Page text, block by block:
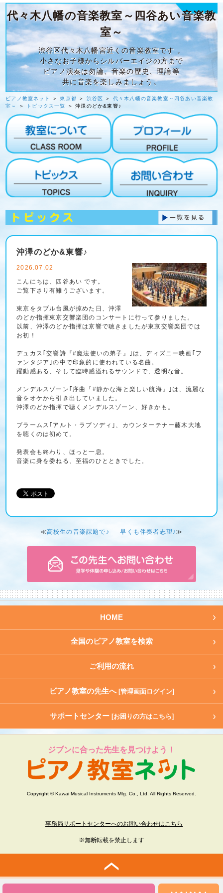
代々木八幡の音楽教室～四谷あい音楽教
室～
渋谷区代々木八幡宮近くの音楽教室です 。
小さなお子様からシルバーエイジの方まで
ピアノ演奏は勿論、音楽の歴史、理論等
共に音楽を楽しみましょう。
ピアノ教室ネット ＞東京都 ＞ 渋谷区 ＞ 代々木八幡の音楽教室～四谷あい音楽教
室～
＞ トピックス一覧 ＞ 沖澤のどか&東響♪
沖澤のどか&東響♪
2026.07.02
こんにちは、四谷あい です。
ご覧下さり有難うございます。
東京をタブル台風が掠めた日、沖澤
のどか指揮東京交響楽団のコンサートに行って参りました。
以前、沖澤のどか指揮は京響で聴きましたが東京交響楽団では
お初！
デュカス｢交響詩『#魔法使いの弟子』｣は、ディズニー映画｢フ
ァンタジア｣の中で印象的に使われている名曲。
躍動感ある、そして臨時感溢れるサウンドで、透明な音。
メンデルスゾーン｢序曲『#静かな海と楽しい航海』｣は、流麗な
音をオケから引き出していました。
沖澤のどか指揮で聴くメンデルスゾーン、好きかも。
ブラームス｢アルト・ラプソディ｣、カウンターテナー藤木大地
を聴くのは初めて。
発表会も終わり、ほっと一息。
音楽に身を委ねる、至福のひとときでした。
≪高校生の音楽課題で♪ 早くも伴奏者志望♪≫
HOME
全国のピアノ教室を検索
ご利用の流れ
ピアノ教室の先生へ [管理画面ログイン]
サポートセンター [お困りの方はこちら]
ジブンに合った先生を見つけよう！
Copyright © Kawai Musical Instruments Mfg. Co., Ltd. All Rights Reserved.
事務局サポートセンターへのお問い合わせはこちら
※無断転載を禁止します